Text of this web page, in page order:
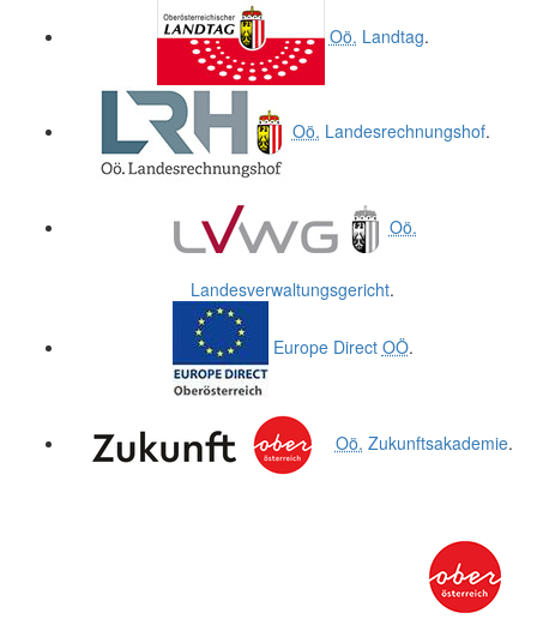
Oö. Landtag.
Oö. Landesrechnungshof.
Oö.
Landesverwaltungsgericht.
Europe Direct OÖ.
Oö. Zukunftsakademie.